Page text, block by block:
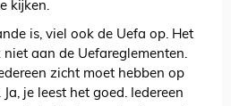
kijken.
is, viel ook de Uefa op. Het
aan de Uefareglementen.
zicht moet hebben op
je leest het goed. Iedereen